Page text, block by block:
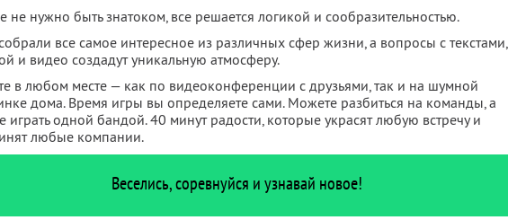
не нужно быть знатоком, все решается логикой и сообразительностью.
все самое интересное из различных сфер жизни, а вопросы с текстами,
и видео создадут уникальную атмосферу.
в любом месте — как по видеоконференции с друзьями, так и на шумной
дома. Время игры вы определяете сами. Можете разбиться на команды, а
играть одной бандой. 40 минут радости, которые украсят любую встречу и
любые компании.
Веселись, соревнуйся и узнавай новое!